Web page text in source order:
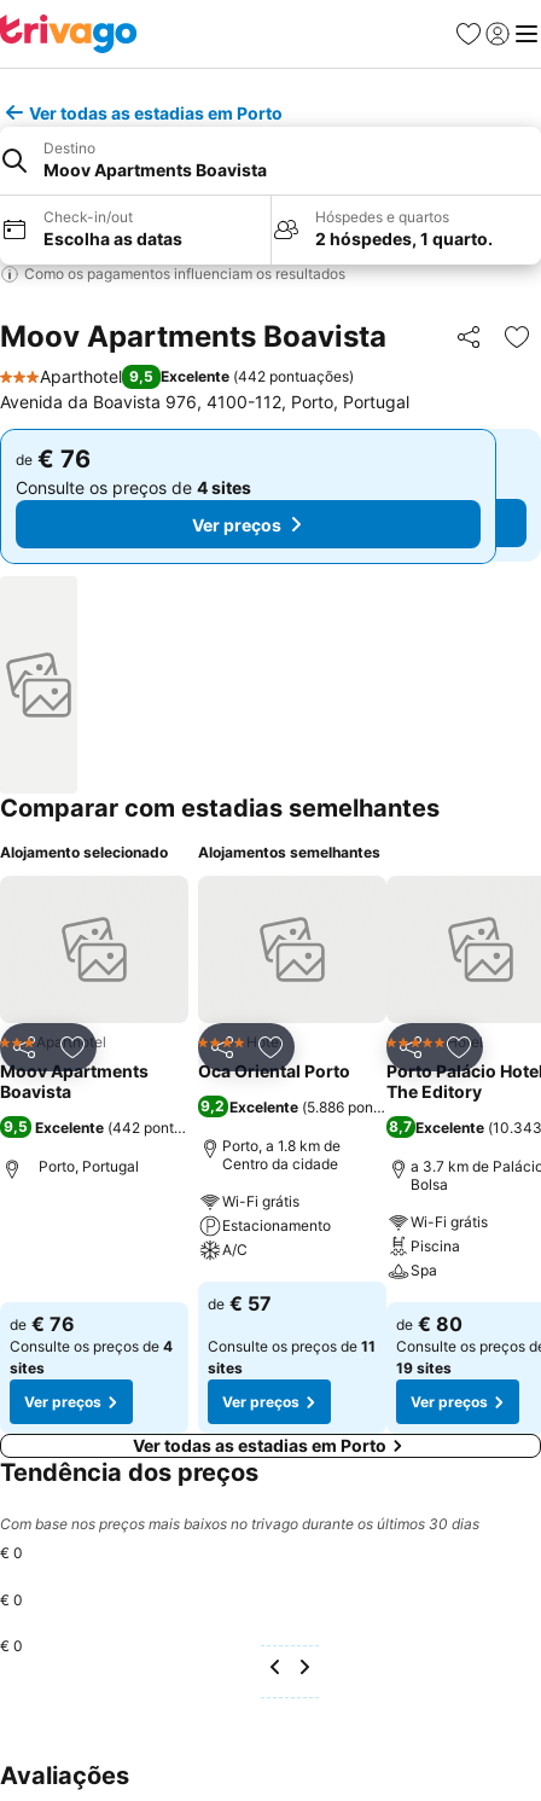
Favoritos
Iniciar
Ver todas as estadias em Porto
Destino
Moov Apartments Boavista
Check-in/out
Escolha as datas
Hóspedes e quartos
2 hóspedes, 1 quarto.
Como os pagamentos influenciam os resultados
Moov Apartments Boavista Partilhar
3 Estrelas
Aparthotel 9,5 Excelente (442 pontuações)
Avenida da Boavista 976, 4100-112, Porto, Portugal
de € 76
Consulte os preços de 4 sites
Ver preços
de € 76
Consulte os preços de 4 sites
Ver preços
Comparar com estadias semelhantes
Alojamento selecionado
PartilharAdicionar aos favoritos
3 EstrelasAparthotel
Moov Apartments
Boavista
9,5 Excelente (442 pontuações
Porto, Portugal
de € 76
Consulte os preços de 4
sites
Ver preços
Alojamentos semelhantes
PartilharAdicionar aos favoritos
4 EstrelasHotel
Oca Oriental Porto
9,2 Excelente (5.886 pontuações
Porto, a 1.8 km de
Centro da cidade
Wi-Fi grátis
Estacionamento
A/C
Ver preços
de € 57
Consulte os preços de 11
sites
Ver preços
Partilhar
5 EstrelasHotel
Porto Palácio
The Editory
8,7Excelente (
a 3.7 km de
Bolsa
Wi-Fi grátis
Piscina
Spa
Ver preços
de € 80
Consulte os preços
19 sites
Ver preços
Ver todas as estadias em Porto
Tendência dos preços
Com base nos preços mais baixos no trivago durante os últimos 30 dias
€ 0
€ 0
€ 0
Avaliações